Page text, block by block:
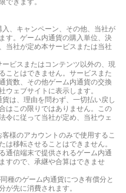
、キャンペーン、その他、当社が
す。ゲーム内通貨の購入単位、決
当社が定め本サービスまたは当社
ビスまたはコンテンツ以外の、現
ことはできません。サービスまた
貨数、その他ゲーム内通貨の交換
ェブサイトに表示します。
は、理由を問わず、一切払い戻し
はこの限りではありません。この
令に従って当社が定め、当社ウェ
様のアカウントのみで使用するこ
移転させることはできません。
通信端末で提供されるゲーム内通
すので、承継や合算はできませ
種のゲーム内通貨につき有償分と
先に消費されます。